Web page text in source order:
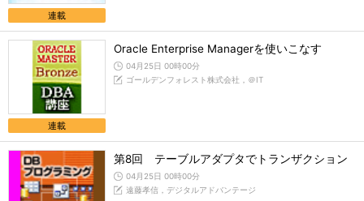
連載
連載
Oracle Enterprise Managerを使いこなす
04月25日 00時00分
ゴールデンフォレスト株式会社，＠IT
第8回 テーブルアダプタでトランザクション
04月25日 00時00分
遠藤孝信，デジタルアドバンテージ